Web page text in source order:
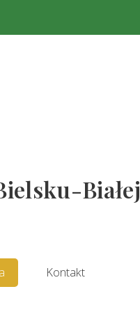
Białej
Kontakt